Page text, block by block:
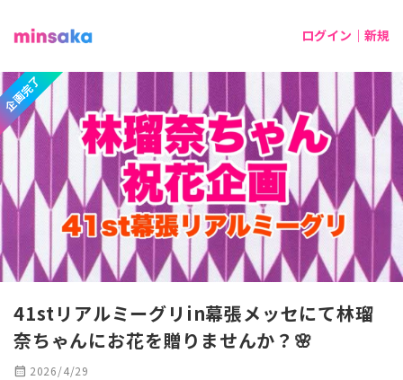
ログイン｜新規
企画完了
41stリアルミーグリin幕張メッセにて林瑠
奈ちゃんにお花を贈りませんか？🌸
calendar_month 2026/4/29